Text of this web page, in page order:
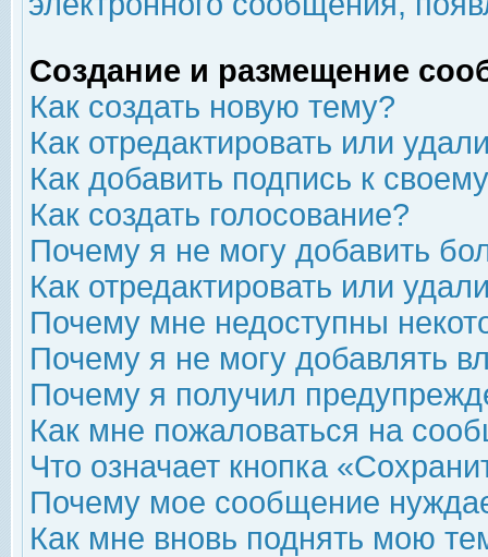
Создание и размещение
Как создать новую тему?
Как отредактировать или
Как добавить подпись к
Как создать голосование?
Почему я не могу добавить
Как отредактировать или
Почему мне недоступны
Почему я не могу добавлять
Почему я получил
Как мне пожаловаться на
Что означает кнопка
Почему мое сообщение
Как мне вновь поднять мою